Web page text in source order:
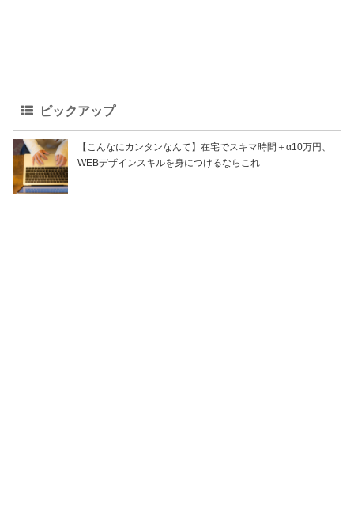
ピックアップ
【こんなにカンタンなんて】在宅でスキマ時間＋α10万円、
WEBデザインスキルを身につけるならこれ